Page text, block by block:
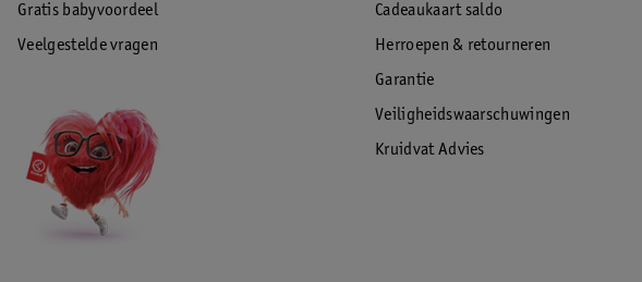
Gratis babyvoordeel
Veelgestelde vragen
Cadeaukaart saldo
Herroepen & retourneren
Garantie
Veiligheidswaarschuwingen
Kruidvat Advies